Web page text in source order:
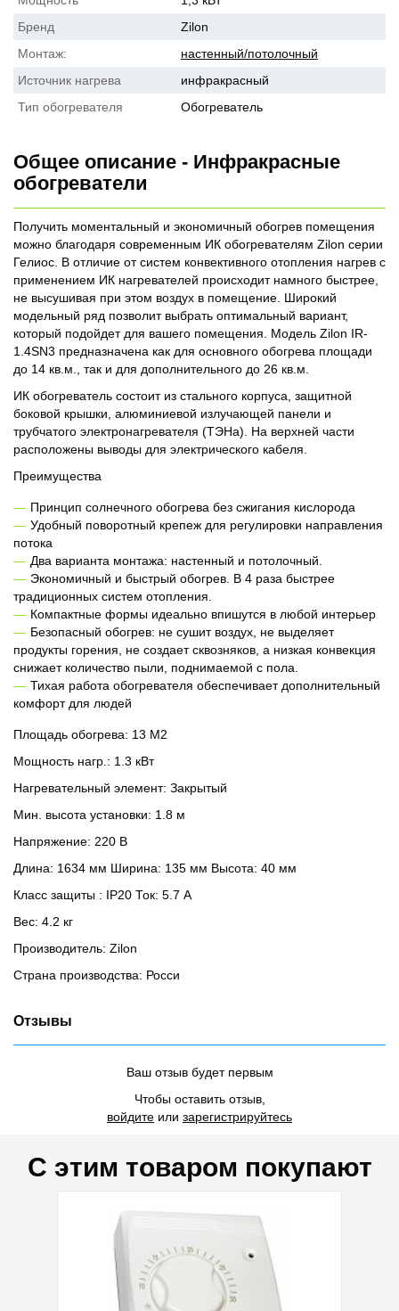
Бренд
Zilon
Монтаж:
настенный/потолочный
Источник нагрева
инфракрасный
Тип обогревателя
Обогреватель
Общее описание - Инфракрасные
обогреватели
Получить моментальный и экономичный обогрев помещения
можно благодаря современным ИК обогревателям Zilon серии
Гелиос. В отличие от систем конвективного отопления нагрев с
применением ИК нагревателей происходит намного быстрее,
не высушивая при этом воздух в помещение. Широкий
модельный ряд позволит выбрать оптимальный вариант,
который подойдет для вашего помещения. Модель Zilon IR-
1.4SN3 предназначена как для основного обогрева площади
до 14 кв.м., так и для дополнительного до 26 кв.м.
ИК обогреватель состоит из стального корпуса, защитной
боковой крышки, алюминиевой излучающей панели и
трубчатого электронагревателя (ТЭНа). На верхней части
расположены выводы для электрического кабеля.
Преимущества
Принцип солнечного обогрева без сжигания кислорода
Удобный поворотный крепеж для регулировки направления
потока
Два варианта монтажа: настенный и потолочный.
Экономичный и быстрый обогрев. В 4 раза быстрее
традиционных систем отопления.
Компактные формы идеально впишутся в любой интерьер
Безопасный обогрев: не сушит воздух, не выделяет
продукты горения, не создает сквозняков, а низкая конвекция
снижает количество пыли, поднимаемой с пола.
Тихая работа обогревателя обеспечивает дополнительный
комфорт для людей
Площадь обогрева: 13 М2
Мощность нагр.: 1.3 кВт
Нагревательный элемент: Закрытый
Мин. высота установки: 1.8 м
Напряжение: 220 В
Длина: 1634 мм Ширина: 135 мм Высота: 40 мм
Класс защиты : IP20 Ток: 5.7 А
Вес: 4.2 кг
Производитель: Zilon
Страна производства: Росси
Отзывы
Ваш отзыв будет первым
Чтобы оставить отзыв,
войдите или зарегистрируйтесь
С этим товаром покупают